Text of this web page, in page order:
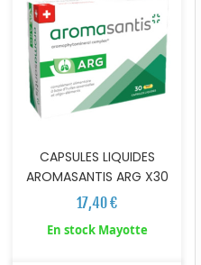
CAPSULES LIQUIDES
AROMASANTIS ARG X30
17,40 €
En stock Mayotte